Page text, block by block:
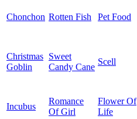
Chonchon Rotten Fish Pet Food
Christmas
Goblin
Sweet
Candy Cane
Scell
Incubus
Romance
Of Girl
Flower Of
Life